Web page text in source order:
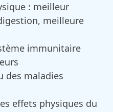
: meilleur
meilleure
immunitaire
des maladies
effets physiques du